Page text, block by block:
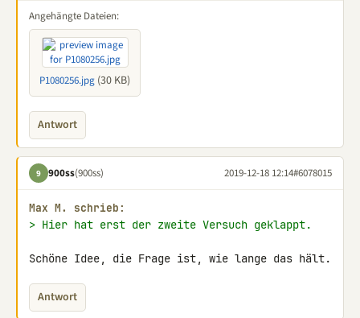
Angehängte Dateien:
P1080256.jpg (30 KB)
Antwort
9 900ss(900ss) 2019-12-18 12:14#6078015
Max M. schrieb:
> Hier hat erst der zweite Versuch geklappt.
Schöne Idee, die Frage ist, wie lange das hält.
Antwort